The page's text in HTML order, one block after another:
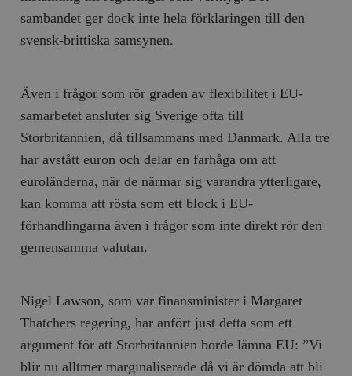
sambandet ger dock inte hela förklaringen till den
svensk-brittiska samsynen.
Även i frågor som rör graden av flexibilitet i EU-
samarbetet ansluter sig Sverige ofta till
Storbritannien, då tillsammans med Danmark. Alla tre
har avstått euron och delar en farhåga om att
euroländerna, när de närmar sig varandra ytterligare,
kan komma att rösta som ett block i EU-
förhandlingarna även i frågor som inte direkt rör den
gemensamma valutan.
Nigel Lawson, som var finansminister i Margaret
Thatchers regering, har anfört just detta som ett
argument för att Storbritannien borde lämna EU: ”Vi
blir nu alltmer marginaliserade då vi är dömda att bli